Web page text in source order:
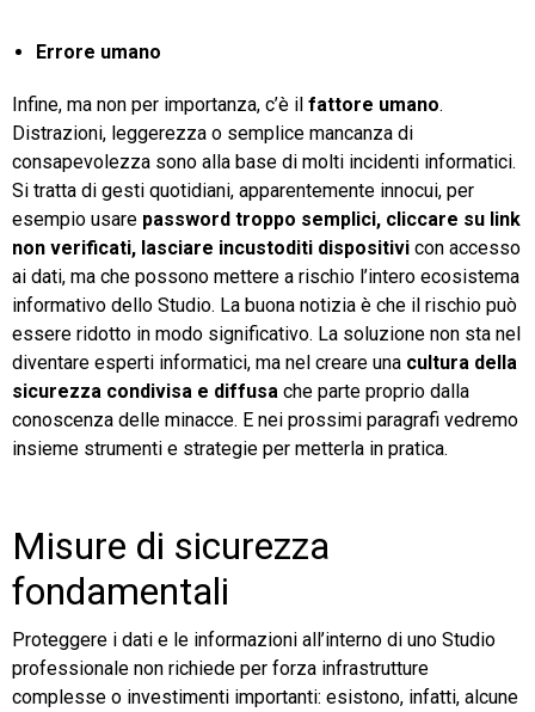
Errore umano
Infine, ma non per importanza, c’è il fattore umano.
Distrazioni, leggerezza o semplice mancanza di
consapevolezza sono alla base di molti incidenti informatici.
Si tratta di gesti quotidiani, apparentemente innocui, per
esempio usare password troppo semplici, cliccare su link
non verificati, lasciare incustoditi dispositivi con accesso
ai dati, ma che possono mettere a rischio l’intero ecosistema
informativo dello Studio. La buona notizia è che il rischio può
essere ridotto in modo significativo. La soluzione non sta nel
diventare esperti informatici, ma nel creare una cultura della
sicurezza condivisa e diffusa che parte proprio dalla
conoscenza delle minacce. E nei prossimi paragrafi vedremo
insieme strumenti e strategie per metterla in pratica.
Misure di sicurezza
fondamentali
Proteggere i dati e le informazioni all’interno di uno Studio
professionale non richiede per forza infrastrutture
complesse o investimenti importanti: esistono, infatti, alcune